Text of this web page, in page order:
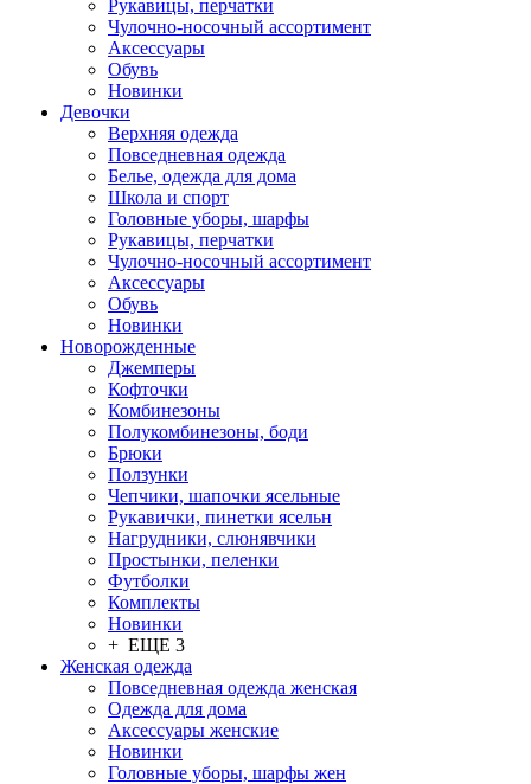
Рукавицы, перчатки
Чулочно-носочный ассортимент
Аксессуары
Обувь
Новинки
Девочки
Верхняя одежда
Повседневная одежда
Белье, одежда для дома
Школа и спорт
Головные уборы, шарфы
Рукавицы, перчатки
Чулочно-носочный ассортимент
Аксессуары
Обувь
Новинки
Новорожденные
Джемперы
Кофточки
Комбинезоны
Полукомбинезоны, боди
Брюки
Ползунки
Чепчики, шапочки ясельные
Рукавички, пинетки ясельн
Нагрудники, слюнявчики
Простынки, пеленки
Футболки
Комплекты
Новинки
+ ЕЩЕ 3
Женская одежда
Повседневная одежда женская
Одежда для дома
Аксессуары женские
Новинки
Головные уборы, шарфы жен